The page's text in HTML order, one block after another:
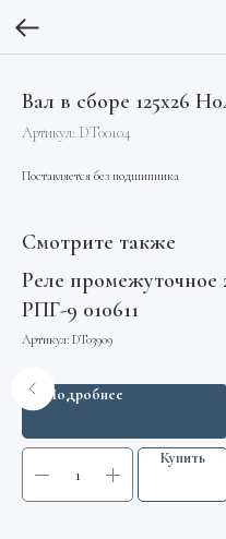
Вал в сборе 125х26
Артикул: DT00104
Поставляется без подшипника
Смотрите также
Реле промежуточное
РПГ-9 010611
Артикул: DT03909
Подробнее
Купить